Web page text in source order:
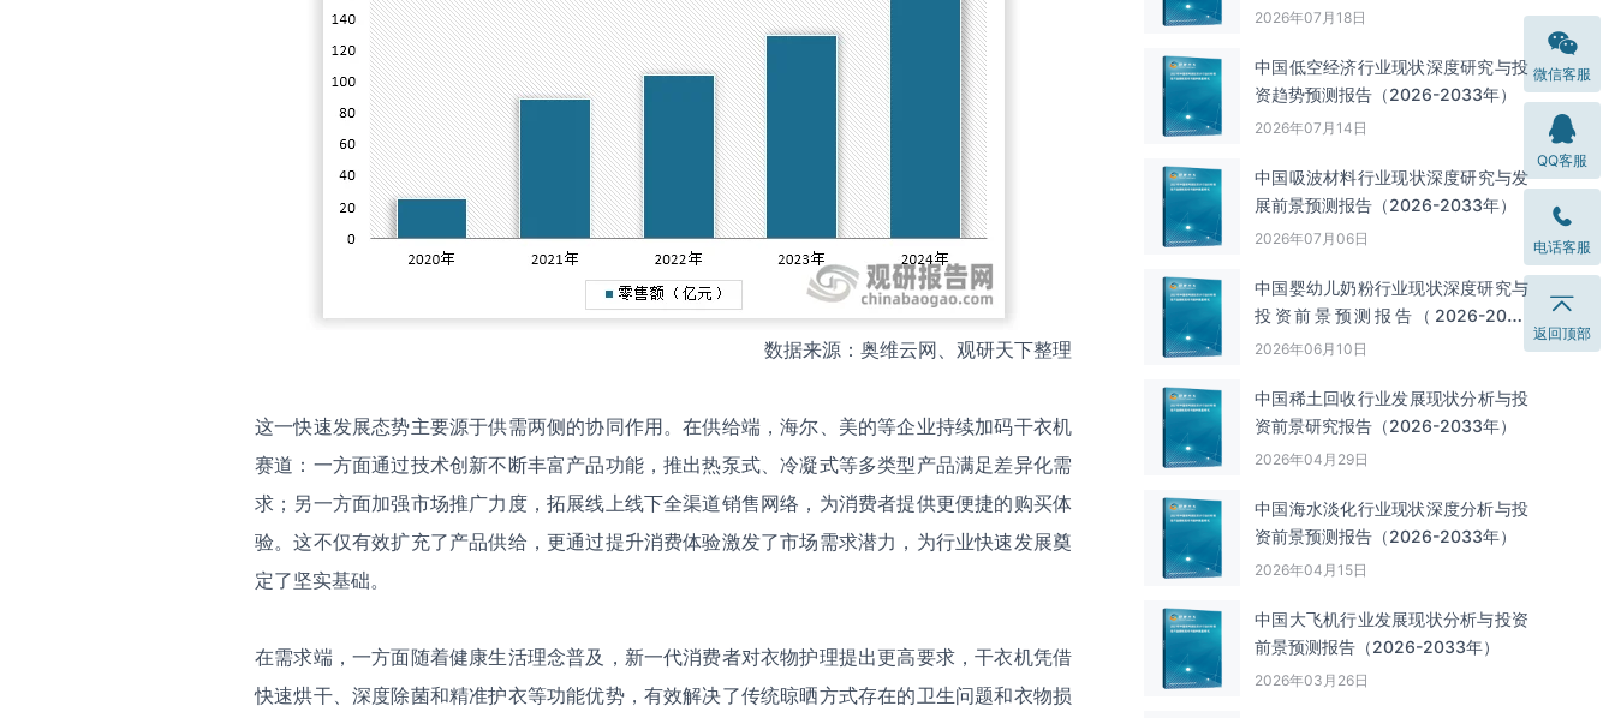
数据来源：奥维云网、观研天下整理
这一快速发展态势主要源于供需两侧的协同作用。在供给端，海尔、美的等企业持续加码干衣机
赛道：一方面通过技术创新不断丰富产品功能，推出热泵式、冷凝式等多类型产品满足差异化需
求；另一方面加强市场推广力度，拓展线上线下全渠道销售网络，为消费者提供更便捷的购买体
验。这不仅有效扩充了产品供给，更通过提升消费体验激发了市场需求潜力，为行业快速发展奠
定了坚实基础。
在需求端，一方面随着健康生活理念普及，新一代消费者对衣物护理提出更高要求，干衣机凭借
快速烘干、深度除菌和精准护衣等功能优势，有效解决了传统晾晒方式存在的卫生问题和衣物损
年）
2026年07月18日
中国低空经济行业现状深度研究与投
资趋势预测报告（2026-2033年）
2026年07月14日
中国吸波材料‌‌‌行业现状深度研究与发
展前景预测报告（2026-2033年）
2026年07月06日
中国婴幼儿奶粉行业现状深度研究与
投资前景预测报告（2026-2033
年）
2026年06月10日
中国‌‌稀土回收‌‌行业发展现状分析与投
资前景研究报告（2026-2033年）
2026年04月29日
中国海水淡化行业现状深度分析与投
资前景预测报告（2026-2033年）
2026年04月15日
中国大飞机行业发展现状分析与投资
前景预测报告（2026-2033年）
2026年03月26日
微信客服
QQ客服
电话客服
返回顶部